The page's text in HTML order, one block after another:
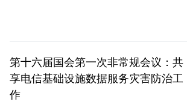
第十六届国会第一次非常规会议：共
享电信基础设施数据服务灾害防治工
作